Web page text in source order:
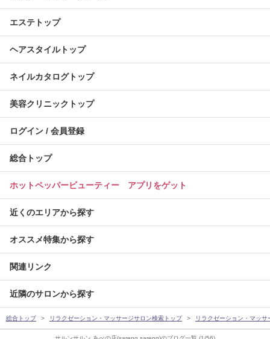
エステトップ
ヘアスタイルトップ
ネイルカタログトップ
美容クリニックトップ
ログイン / 会員登録
総合トップ
ホットペッパービューティー アプリをゲット
近くのエリアから探す
オススメ特集から探す
関連リンク
近隣のサロンから探す
総合トップ リラクゼーション・マッサージサロン検索トップ リラクゼーション・マッ